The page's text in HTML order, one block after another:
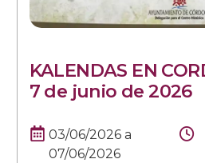
KALENDAS EN
7 de junio de 2026
03/06/2026 a
07/06/2026